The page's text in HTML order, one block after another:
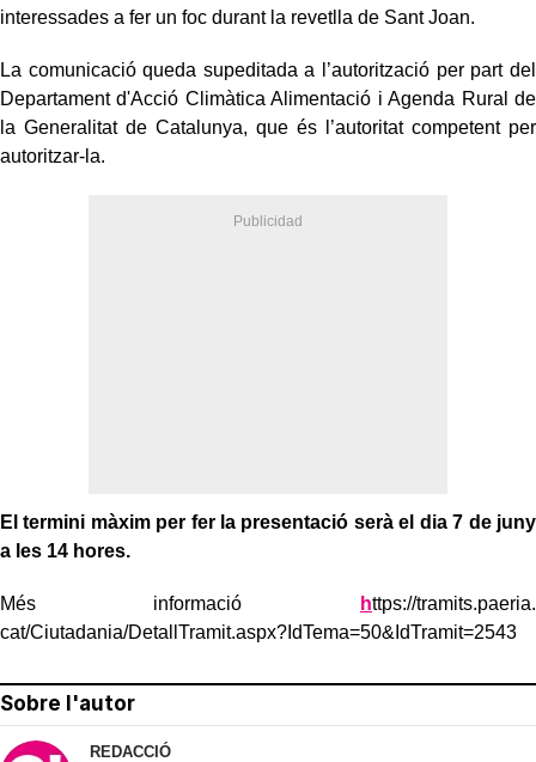
interessades a fer un foc durant la revetlla de Sant Joan.
La comunicació queda supeditada a l’autorització per part del
Departament d'Acció Climàtica Alimentació i Agenda Rural de
la Generalitat de Catalunya, que és l’autoritat competent per
autoritzar-la.
El termini màxim per fer la presentació serà el dia 7 de juny
a les 14 hores.
Més informació https://tramits.paeria.
cat/Ciutadania/DetallTramit.aspx?IdTema=50&IdTramit=2543
Sobre l'autor
REDACCIÓ